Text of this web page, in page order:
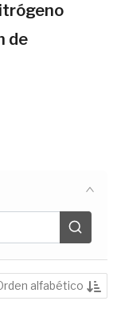
de
por
alfabético